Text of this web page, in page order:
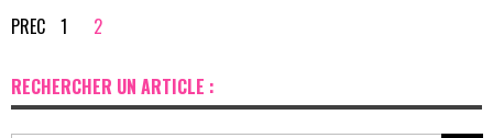
PREC 1 2
RECHERCHER UN ARTICLE :